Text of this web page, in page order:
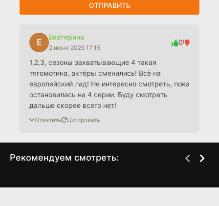
ОТПРАВИТЬ
Е
Екатерина
2 июня 2025 17:15
0
1,2,3, сезоны захватывающие 4 такая
тягомотина, актёры сменились! Всё на
европейский лад! Не интересно смотреть, пока
остановилась на 4 серии. Буду смотреть
дальше скорее всего нет!
Ответить Цитировать
Рекомендуем смотреть: